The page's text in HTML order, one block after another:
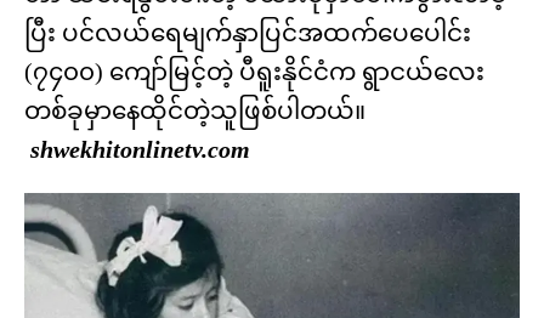
ပြီး ပင်လယ်ရေမျက်နှာပြင်အထက်ပေပေါင်း
(၇၄၀၀) ကျော်မြင့်တဲ့ ပီရူးနိုင်ငံက ရွာငယ်လေး
တစ်ခုမှာနေထိုင်တဲ့သူဖြစ်ပါတယ်။
shwekhitonlinetv.com